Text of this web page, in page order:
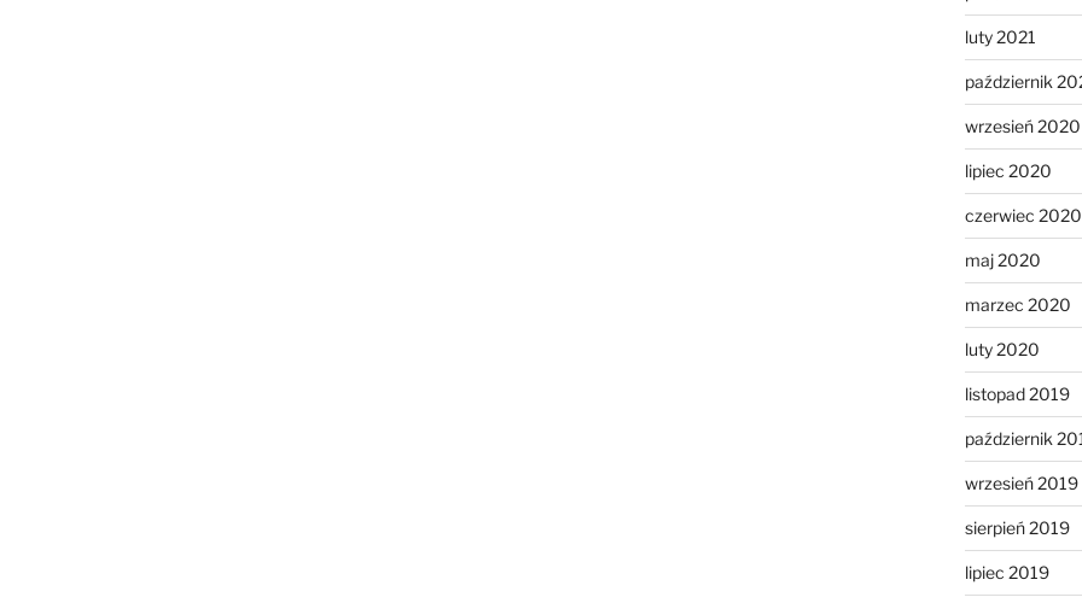
luty 2021
październik
wrzesień 2020
lipiec 2020
czerwiec 2020
maj 2020
marzec 2020
luty 2020
listopad 2019
październik
wrzesień 2019
sierpień 2019
lipiec 2019